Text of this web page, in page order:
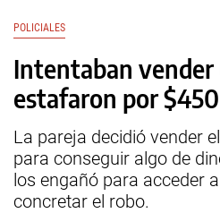
POLICIALES
Intentaban vender
estafaron por
La pareja decidió vender
para conseguir algo de
los engañó para acceder
concretar el robo.